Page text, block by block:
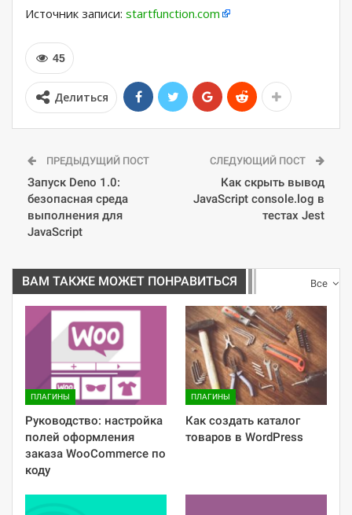
Источник записи: startfunction.com
45
Делиться
ПРЕДЫДУЩИЙ ПОСТ
Запуск Deno 1.0:
безопасная среда
выполнения для
JavaScript
СЛЕДУЮЩИЙ ПОСТ
Как скрыть вывод
JavaScript console.log в
тестах Jest
Все
ВАМ ТАКЖЕ МОЖЕТ ПОНРАВИТЬСЯ
ПЛАГИНЫ
Руководство: настройка
полей оформления
заказа WooCommerce по
коду
ПЛАГИНЫ
Как создать каталог
товаров в WordPress